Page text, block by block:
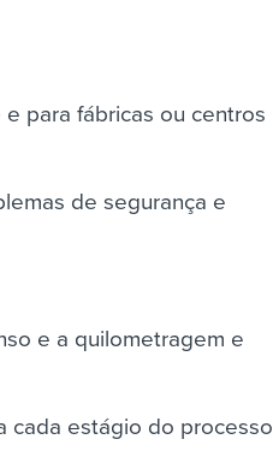
para fábricas ou centros
de segurança e
e a quilometragem e
cada estágio do processo